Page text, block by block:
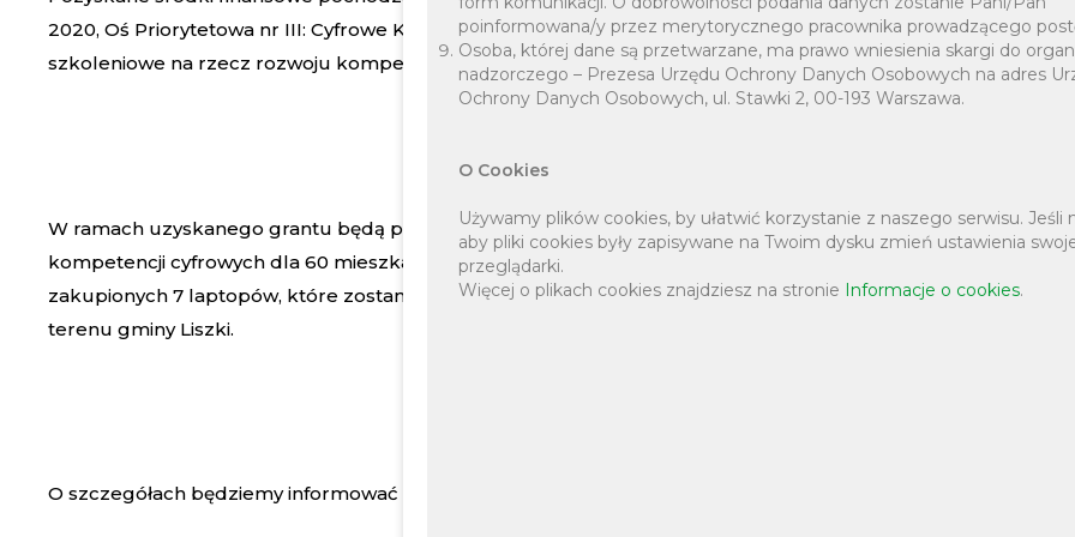
2020, Oś Priorytetowa nr III: Cyfrowe Kompetencje społeczeństwa działania 3.1: Działania
szkoleniowe na rzecz rozwoju kompetencji cyfrowych.
W ramach uzyskanego grantu będą przeprowadzone szkolenia z zakresu rozwoju
kompetencji cyfrowych dla 60 mieszkańców Gminy Liszki w wieku od 25 do 74 lat i będzie
zakupionych 7 laptopów, które zostaną po zakończeniu projektu przekazane do szkół z
terenu gminy Liszki.
O szczegółach będziemy informować niebawem.
poinformowana/y przez merytorycznego pracownika prowadzącego
Osoba, której dane są przetwarzane, ma prawo wniesienia skargi do
nadzorczego – Prezesa Urzędu Ochrony Danych Osobowych na adres
Ochrony Danych Osobowych, ul. Stawki 2, 00-193 Warszawa.
O Cookies
Używamy plików cookies, by ułatwić korzystanie z naszego serwisu. Jeśli
aby pliki cookies były zapisywane na Twoim dysku zmień ustawienia
przeglądarki.
Więcej o plikach cookies znajdziesz na stronie Informacje o cookies.